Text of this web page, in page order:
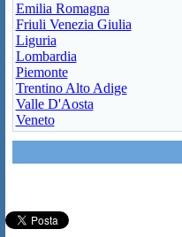
Emilia Romagna
Friuli Venezia Giulia
Liguria
Lombardia
Piemonte
Trentino Alto Adige
Valle D'Aosta
Veneto